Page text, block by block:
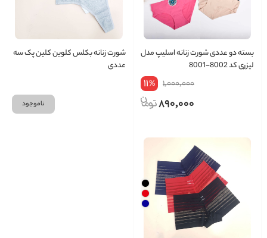
بسته دو عددی شورت زنانه اسلیپ مدل
لیزری کد 8002-8001
1,000,000
11%
890,000
شورت زنانه بکلس کلوین کلین پک سه
عددی
ناموجود